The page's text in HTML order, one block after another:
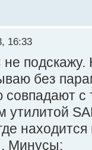
16:33
без
с
утилитой
Минусы: